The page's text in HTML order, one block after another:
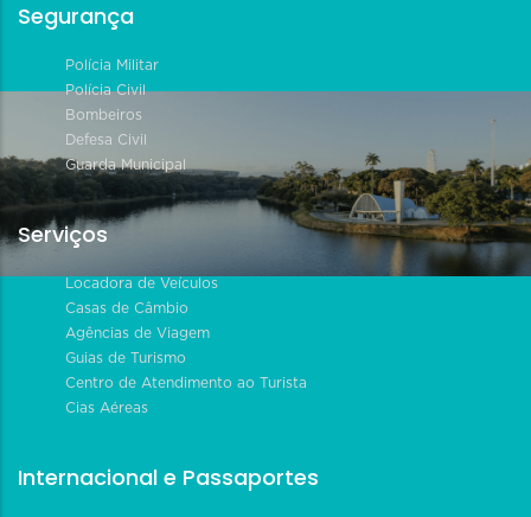
Segurança
Polícia Militar
Polícia Civil
Bombeiros
Defesa Civil
Guarda Municipal
Serviços
Locadora de Veículos
Casas de Câmbio
Agências de Viagem
Guias de Turismo
Centro de Atendimento ao Turista
Cias Aéreas
Internacional e Passaportes